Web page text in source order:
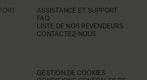
ASSISTANCE ET SUPPORT
FAQ
LISTE DE NOS REVENDEURS
CONTACTEZ-NOUS
GESTION DE COOKIES